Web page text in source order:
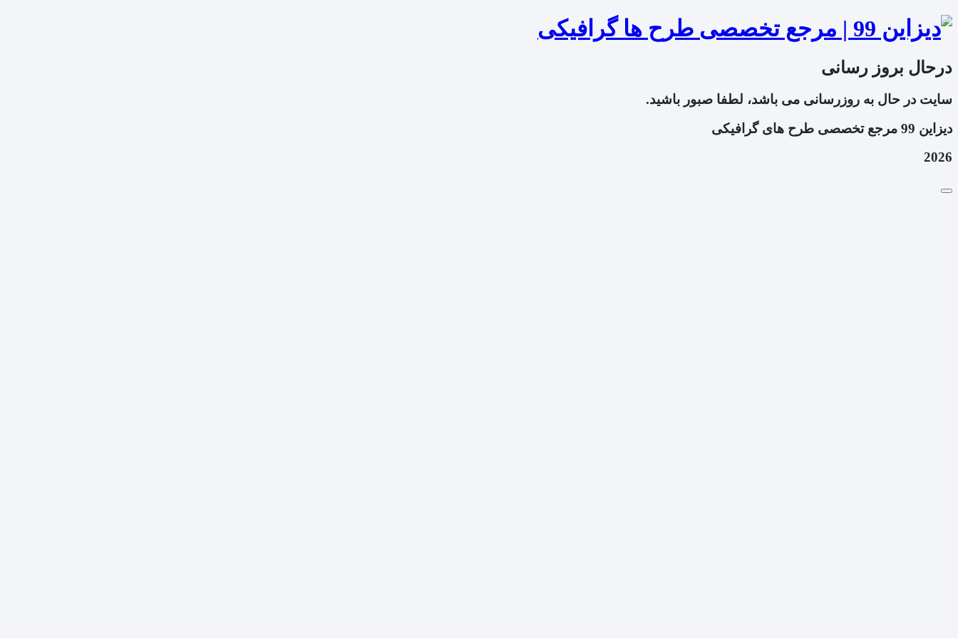
درحال بروز رسانی
سایت در حال به روزرسانی می باشد، لطفا صبور باشید.
دیزاین 99 مرجع تخصصی طرح های گرافیکی
2026